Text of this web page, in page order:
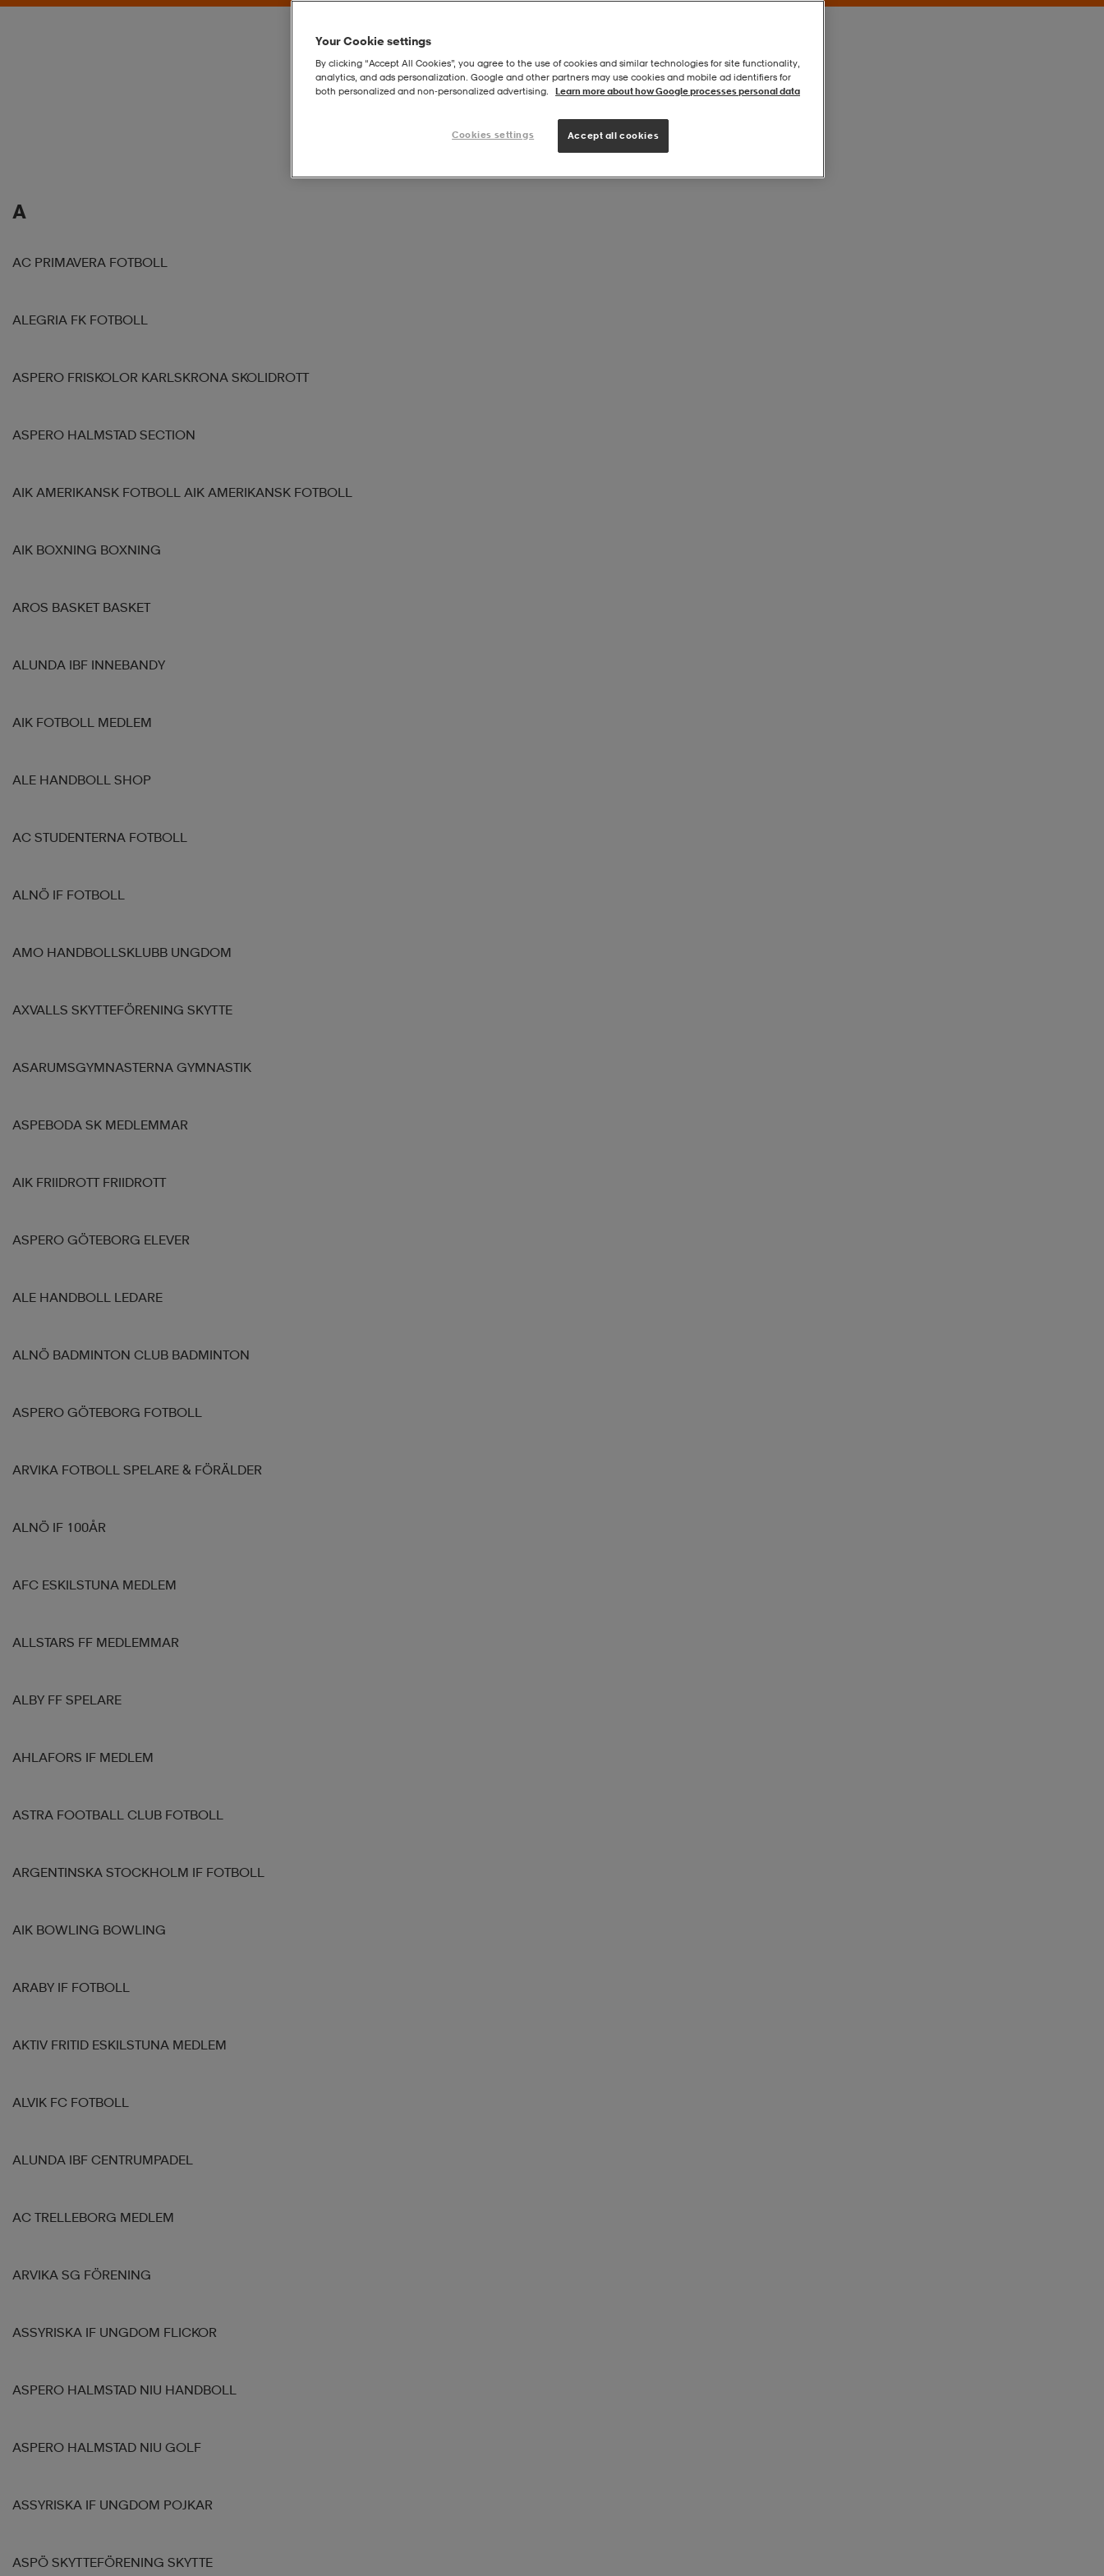
Föreningar
A
AC PRIMAVERA FOTBOLL
ALEGRIA FK FOTBOLL
ASPERO FRISKOLOR KARLSKRONA SKOLIDROTT
ASPERO HALMSTAD SECTION
AIK AMERIKANSK FOTBOLL AIK AMERIKANSK FOTBOLL
AIK BOXNING BOXNING
AROS BASKET BASKET
ALUNDA IBF INNEBANDY
AIK FOTBOLL MEDLEM
ALE HANDBOLL SHOP
AC STUDENTERNA FOTBOLL
ALNÖ IF FOTBOLL
AMO HANDBOLLSKLUBB UNGDOM
AXVALLS SKYTTEFÖRENING SKYTTE
ASARUMSGYMNASTERNA GYMNASTIK
ASPEBODA SK MEDLEMMAR
AIK FRIIDROTT FRIIDROTT
ASPERO GÖTEBORG ELEVER
ALE HANDBOLL LEDARE
ALNÖ BADMINTON CLUB BADMINTON
ASPERO GÖTEBORG FOTBOLL
ARVIKA FOTBOLL SPELARE & FÖRÄLDER
ALNÖ IF 100ÅR
AFC ESKILSTUNA MEDLEM
ALLSTARS FF MEDLEMMAR
ALBY FF SPELARE
AHLAFORS IF MEDLEM
ASTRA FOOTBALL CLUB FOTBOLL
ARGENTINSKA STOCKHOLM IF FOTBOLL
AIK BOWLING BOWLING
ARABY IF FOTBOLL
AKTIV FRITID ESKILSTUNA MEDLEM
ALVIK FC FOTBOLL
ALUNDA IBF CENTRUMPADEL
AC TRELLEBORG MEDLEM
ARVIKA SG FÖRENING
ASSYRISKA IF UNGDOM FLICKOR
ASPERO HALMSTAD NIU HANDBOLL
ASPERO HALMSTAD NIU GOLF
ASSYRISKA IF UNGDOM POJKAR
ASPÖ SKYTTEFÖRENING SKYTTE
Your Cookie settings
By clicking “Accept All Cookies”, you agree to the use of cookies and similar technologies for site functionality,
analytics, and ads personalization. Google and other partners may use cookies and mobile ad identifiers for
both personalized and non‑personalized advertising.
Learn more about how Google processes personal data
Cookies settings Accept all cookies